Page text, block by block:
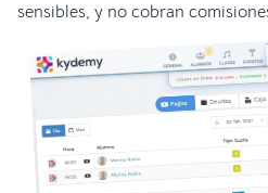
sensibles, y no cobran